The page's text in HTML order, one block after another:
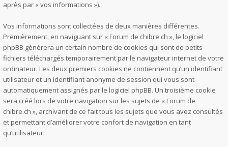
après par « vos informations »).
Vos informations sont collectées de deux manières différentes.
Premièrement, en naviguant sur « Forum de chibre.ch », le logiciel
phpBB génèrera un certain nombre de cookies qui sont de petits
fichiers téléchargés temporairement par le navigateur internet de votre
ordinateur. Les deux premiers cookies ne contiennent qu’un identifiant
utilisateur et un identifiant anonyme de session qui vous sont
automatiquement assignés par le logiciel phpBB. Un troisième cookie
sera créé lors de votre navigation sur les sujets de « Forum de
chibre.ch », archivant de ce fait tous les sujets que vous avez consultés
et permettant d’améliorer votre confort de navigation en tant
qu’utilisateur.